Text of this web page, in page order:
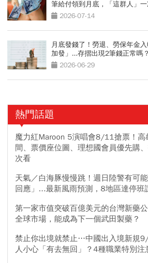
筆給付領到月底，「這群人」
2026-07-14
月底發錢了！勞退、勞保年金
加發」...存摺出現2筆錢正常嗎
2026-06-29
熱門話題
魔力紅Maroon 5演唱會8/11搶票！高
間、票價座位圖、理想國會員優先購
次看
天氣／白海豚慢慢跳！週日陸警有可
回應」...最新風雨預測，8地區達停班
第一家市值突破百億美元的台灣新藥
全球市場，能成為下一個武田製藥？
禁止你出境就禁止…中國出入境新規
人小心「有去無回」？4種職業特別注